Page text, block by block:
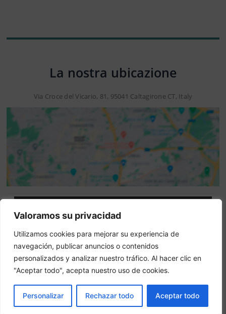
Valoramos su privacidad
Utilizamos cookies para mejorar su experiencia de
navegación, publicar anuncios o contenidos
personalizados y analizar nuestro tráfico. Al hacer clic en
"Aceptar todo", acepta nuestro uso de cookies.
Personalizar Rechazar todo Aceptar todo
La nostra ubicazione
Via Croce del Vicario, 81, 95041 Caltagirone CT, Italy
Attenzione: questo non è un sito ufficiale. Questo sito
contiene informazioni sull hotel e offre un servizio di
prenotazione online.
Siete il proprietario di questo sito web?–
Altri hotel in città
PRENOTA